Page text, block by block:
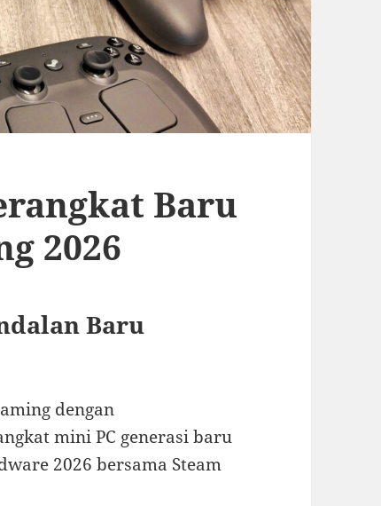
Baru
2026
Baru
dengan
mini PC generasi baru
2026 bersama Steam